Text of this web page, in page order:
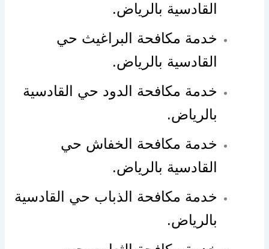
القادسية بالرياض.
خدمة مكافحة البراغيث حي
القادسية بالرياض.
خدمة مكافحة الدود حي القادسية
بالرياض.
خدمة مكافحة الخفاش حي
القادسية بالرياض.
خدمة مكافحة الذباب حي القادسية
بالرياض.